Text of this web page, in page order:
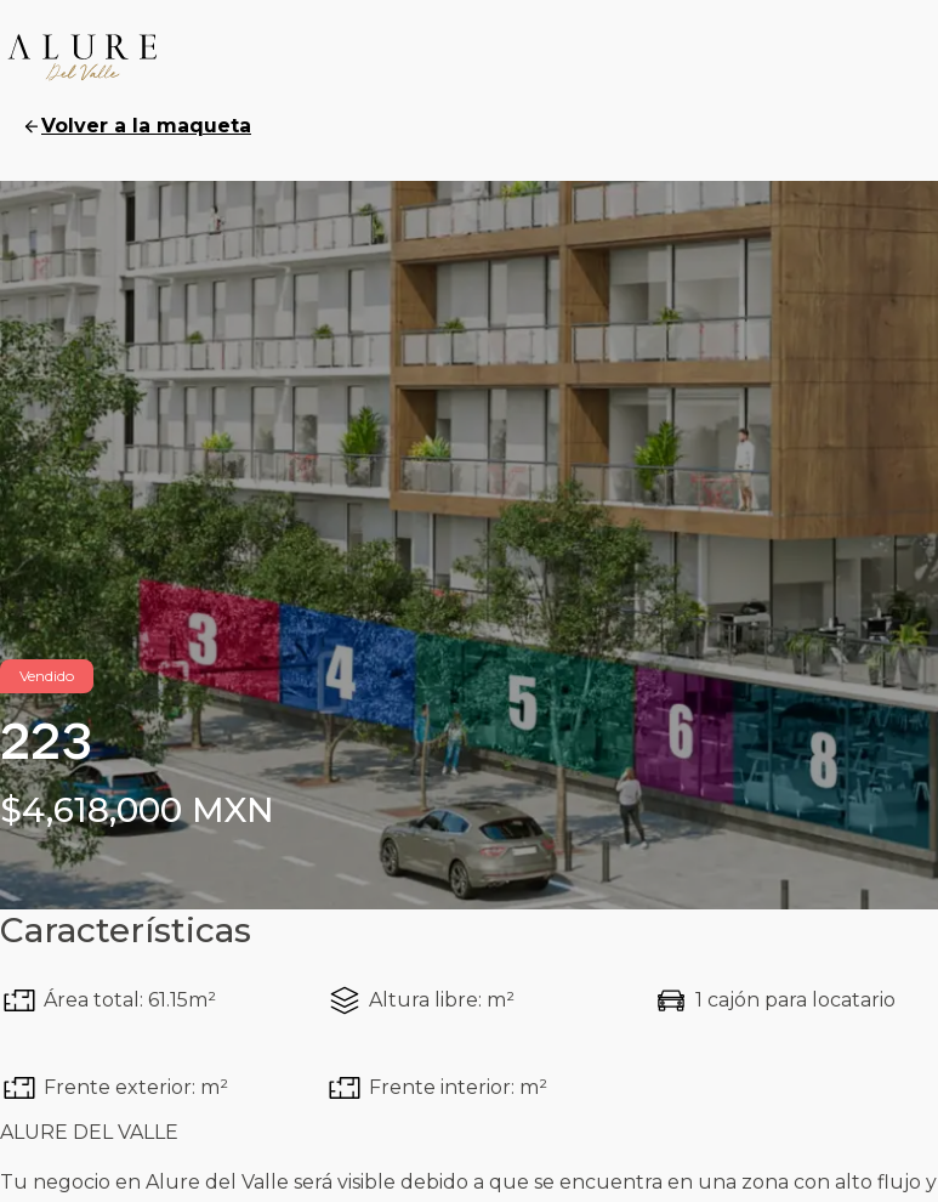
Volver a la maqueta
Vendido
223
$4,618,000 MXN
Características
Área total: 61.15m² Altura libre: m² 1 cajón para locatario
Frente exterior: m²
Frente interior: m²
ALURE DEL VALLE
Tu negocio en Alure del Valle será visible debido a que se encuentra en una zona con alto flujo y